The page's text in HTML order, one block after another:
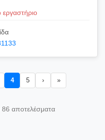
εργαστήριο
4 5 › »
αποτελέσματα